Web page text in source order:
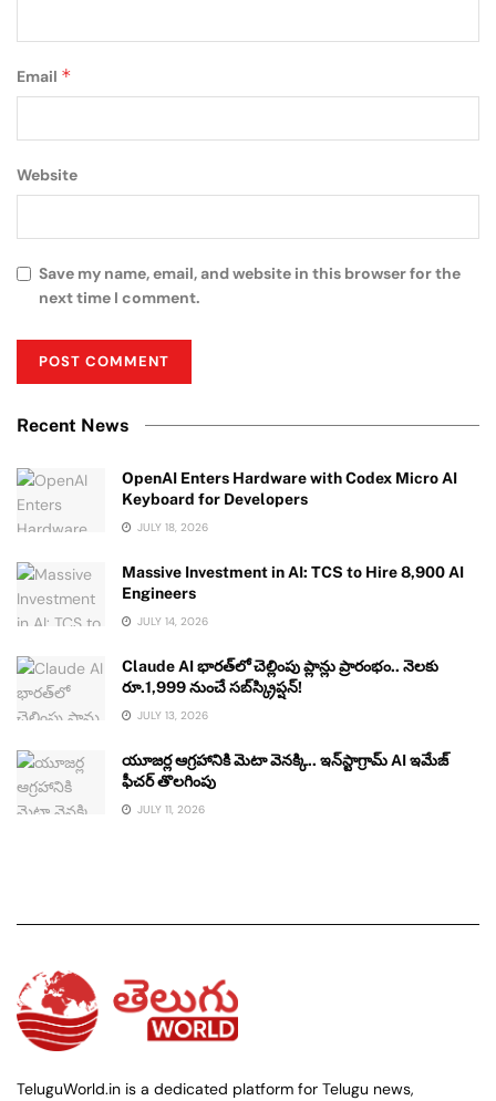
Email *
Website
Save my name, email, and website in this browser for the
next time I comment.
Recent News
OpenAI Enters Hardware with Codex Micro AI
Keyboard for Developers
JULY 18, 2026
Massive Investment in AI: TCS to Hire 8,900 AI
Engineers
JULY 14, 2026
Claude AI భారత్‌లో చెల్లింపు ప్లాన్లు ప్రారంభం.. నెలకు
రూ.1,999 నుంచే సబ్‌స్క్రిప్షన్!
JULY 13, 2026
యూజర్ల ఆగ్రహానికి మెటా వెనక్కి.. ఇన్‌స్టాగ్రామ్ AI ఇమేజ్
ఫీచర్ తొలగింపు
JULY 11, 2026
TeluguWorld.in is a dedicated platform for Telugu news,